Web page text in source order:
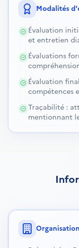
Modalités
Évaluation
et entretien
Évaluations
Évaluation
compétences
Traçabilité :
mentionnant